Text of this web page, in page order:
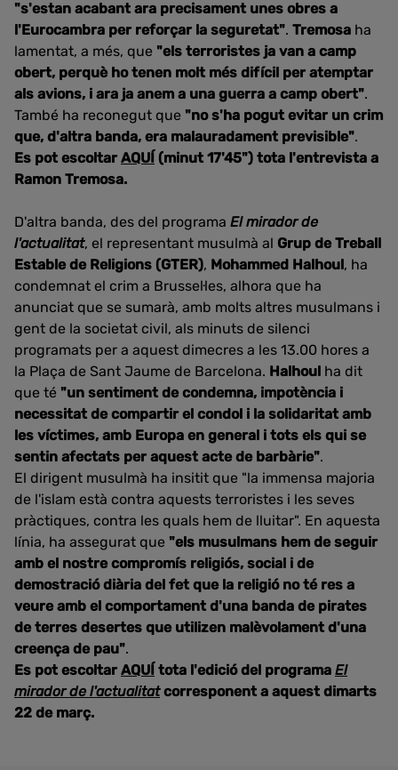
"s'estan acabant ara precisament unes obres a
l'Eurocambra per reforçar la seguretat". Tremosa ha
lamentat, a més, que "els terroristes ja van a camp
obert, perquè ho tenen molt més difícil per atemptar
als avions, i ara ja anem a una guerra a camp obert".
També ha reconegut que "no s'ha pogut evitar un crim
que, d'altra banda, era malauradament previsible".
Es pot escoltar AQUÍ (minut 17'45") tota l'entrevista a
Ramon Tremosa.
D'altra banda, des del programa El mirador de
l'actualitat, el representant musulmà al Grup de Treball
Estable de Religions (GTER), Mohammed Halhoul, ha
condemnat el crim a Brussel·les, alhora que ha
anunciat que se sumarà, amb molts altres musulmans i
gent de la societat civil, als minuts de silenci
programats per a aquest dimecres a les 13.00 hores a
la Plaça de Sant Jaume de Barcelona. Halhoul ha dit
que té "un sentiment de condemna, impotència i
necessitat de compartir el condol i la solidaritat amb
les víctimes, amb Europa en general i tots els qui se
sentin afectats per aquest acte de barbàrie".
El dirigent musulmà ha insitit que "la immensa majoria
de l'islam està contra aquests terroristes i les seves
pràctiques, contra les quals hem de lluitar". En aquesta
línia, ha assegurat que "els musulmans hem de seguir
amb el nostre compromís religiós, social i de
demostració diària del fet que la religió no té res a
veure amb el comportament d'una banda de pirates
de terres desertes que utilizen malèvolament d'una
creença de pau".
Es pot escoltar AQUÍ tota l'edició del programa El
mirador de l'actualitatcorresponent a aquest dimarts
22 de març.